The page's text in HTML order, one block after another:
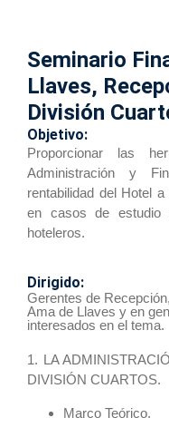
Seminario
Llaves,
División
Objetivo:
Proporcionar las
Administración y
rentabilidad del Hotel
en casos de estudio
hoteleros.
Dirigido:
Gerentes de
Ama de Llaves y en
interesados en el tema.
1. LA
DIVISIÓN CUARTOS.
Marco Teórico.